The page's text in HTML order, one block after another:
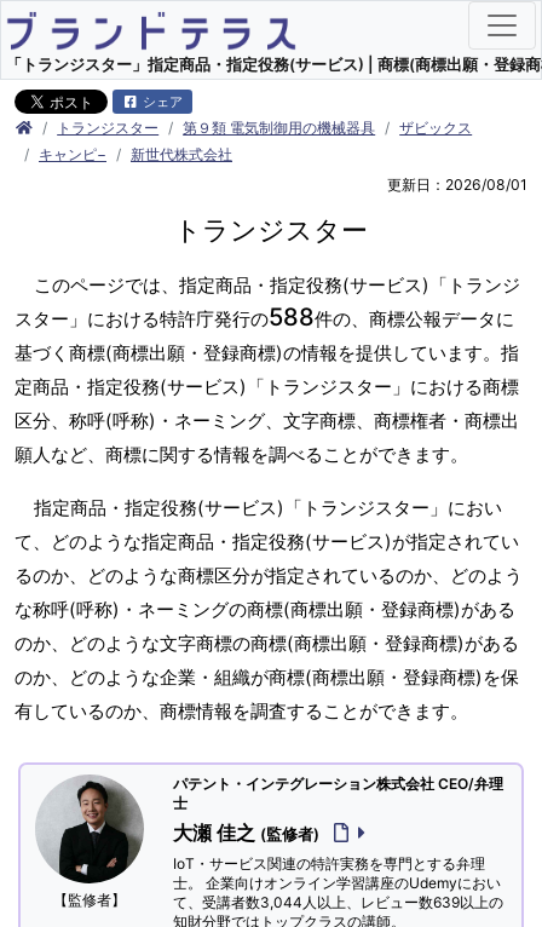
「トランジスター」指定商品・指定役務(サービス) | 商標(商標出願・登録
シェア
トランジスター 第９類 電気制御用の機械器具
ザビックス
キャンピ−
新世代株式会社
更新日：2026/08/01
トランジスター
このページでは、指定商品・指定役務(サービス)「トランジ
スター」における特許庁発行の588件の、商標公報データに
基づく商標(商標出願・登録商標)の情報を提供しています。指
定商品・指定役務(サービス)「トランジスター」における商標
区分、称呼(呼称)・ネーミング、文字商標、商標権者・商標出
願人など、商標に関する情報を調べることができます。
指定商品・指定役務(サービス)「トランジスター」におい
て、どのような指定商品・指定役務(サービス)が指定されてい
るのか、どのような商標区分が指定されているのか、どのよう
な称呼(呼称)・ネーミングの商標(商標出願・登録商標)がある
のか、どのような文字商標の商標(商標出願・登録商標)がある
のか、どのような企業・組織が商標(商標出願・登録商標)を保
有しているのか、商標情報を調査することができます。
【監修者】
パテント・インテグレーション株式会社 CEO/弁理
士
大瀬 佳之 (監修者)
IoT・サービス関連の特許実務を専門とする弁理
士。 企業向けオンライン学習講座のUdemyにおい
て、受講者数3,044人以上、レビュー数639以上の
知財分野ではトップクラスの講師。